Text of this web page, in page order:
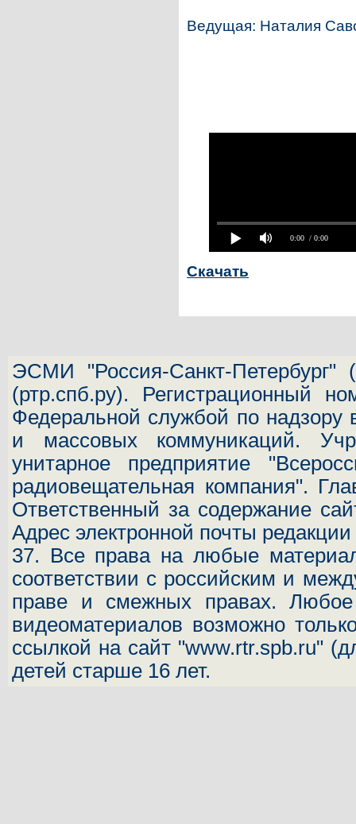
Ведущая: Наталия
0:00 / 0:00
Скачать
ЭСМИ "Россия-Санкт-Петербург" (
(ртр.спб.ру). Регистрационный
Федеральной службой по
и массовых коммуникаций.
унитарное предприятие
радиовещательная компания".
Ответственный за содержание
Адрес электронной почты
37. Все права на любые
соответствии с российским и
праве и смежных правах. Любое
видеоматериалов возможно
ссылкой на сайт "www.rtr.spb.ru"
детей старше 16 лет.